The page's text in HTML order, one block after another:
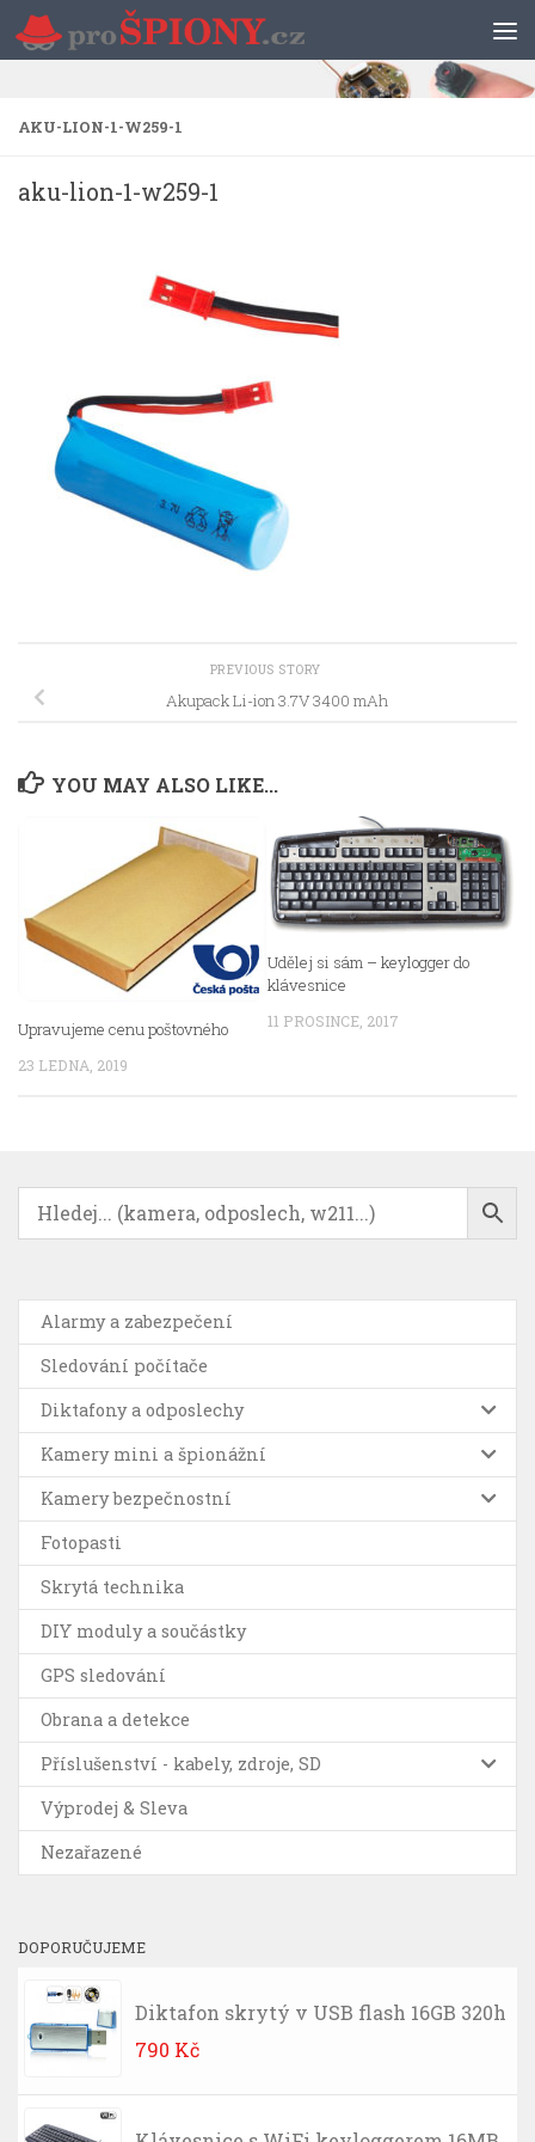
Skip to content
AKU-LION-1-W259-1
aku-lion-1-w259-1
PREVIOUS STORY
Akupack Li-ion 3.7V 3400 mAh
YOU MAY ALSO LIKE...
Upravujeme cenu poštovného
23 LEDNA, 2019
Udělej si sám – keylogger do
klávesnice
11 PROSINCE, 2017
Alarmy a zabezpečení
Sledování počítače
Diktafony a odposlechy
Kamery mini a špionážní
Kamery bezpečnostní
Fotopasti
Skrytá technika
DIY moduly a součástky
GPS sledování
Obrana a detekce
Příslušenství - kabely, zdroje, SD
Výprodej & Sleva
Nezařazené
DOPORUČUJEME
Diktafon skrytý v USB flash 16GB 320h
790 Kč